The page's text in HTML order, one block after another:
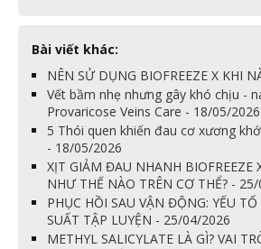
Bài viết khác:
NÊN SỬ DỤNG BIOFREEZE X KHI
Vết bầm nhẹ nhưng gây khó chịu -
Provaricose Veins Care - 18/05/2026
5 Thói quen khiến đau cơ xương
- 18/05/2026
XỊT GIẢM ĐAU NHANH BIOFREEZE
NHƯ THẾ NÀO TRÊN CƠ THỂ? -
PHỤC HỒI SAU VẬN ĐỘNG: YẾU
SUẤT TẬP LUYỆN - 25/04/2026
METHYL SALICYLATE LÀ GÌ? VAI